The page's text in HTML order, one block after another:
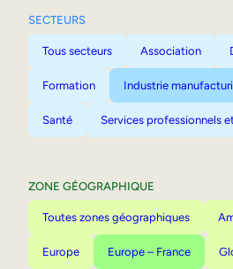
SECTEURS
Tous secteurs Association
Formation Industrie
Santé Services professionnels
ZONE GÉOGRAPHIQUE
Toutes zones géographiques
Europe Europe – France